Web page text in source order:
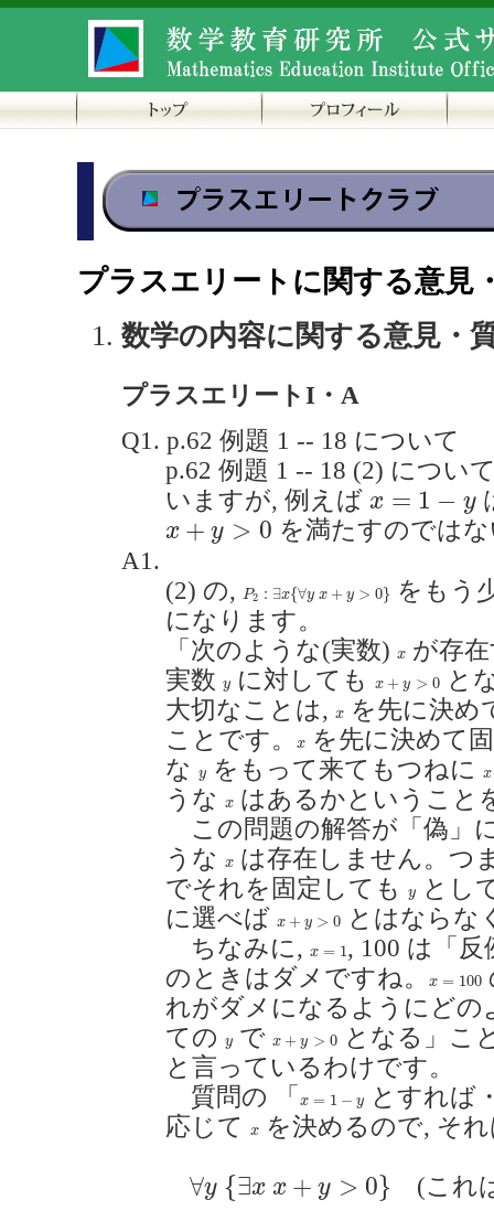
プラスエリートに関する意見
数学の内容に関する意見・
プラスエリートI・A
Q1. p.62 例題 1 -- 18 について
p.62 例題 1 -- 18 (2) につい
いますが, 例えば x = 1 − y
x=1 −
x + y > 0
x+ y >0
を満たすのでは
A1.
(2) の,
P2 : ∃x{∀y x + y > 0}
P2 x ∀y >
をもう
になります。
「次のような(実数) x
x が存
実数 y
y に対してもx + y > 0
x+ y >0
と
大切なことは,
x
x を先に決め
ことです。
x
x を先に決めて
な
y
y をもって来てもつねにx
x
うな x
x はあるかということ
この問題の解答が「偽」
うな
x
x は存在しません。つ
でそれを固定しても
y
y
とし
に選べば x + y > 0
x+ y >0
とはならな
ちなみに,
x = 1
x=
, 100 は「
のときはダメですね。
x = 100
x= 100
れがダメになるようにど
ての
y
y でx + y > 0
x+ y >0
となる」こ
と言っているわけです。
質問の 「
x = 1 − y
x= −y
とすれば
応じて
x
x を決めるので, そ
∀y {∃x x + y > 0}
∀ {∃ + 0 (これ